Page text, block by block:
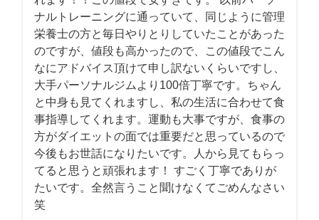
ナルトレーニングに通っていて、同じように管理
栄養士の方と毎日やりとりしていたことがあった
のですが、値段も高かったので、この値段でこん
なにアドバイス頂けて申し訳ないくらいですし、
大手パーソナルジムより100倍丁寧です。ちゃん
と中身も見てくれますし、私の生活に合わせて食
事指導してくれます。運動も大事ですが、食事の
方がダイエットの面では重要だと思っているので
今後もお世話になりたいです。人から見てもらっ
てると思うと頑張れます！ すごく丁寧でありが
たいです。全然言うこと聞けなくてごめんなさい
笑